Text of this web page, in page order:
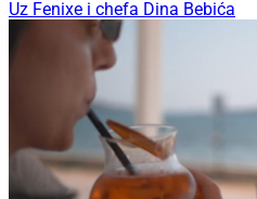
Uz Fenixe i chefa Dina Bebića